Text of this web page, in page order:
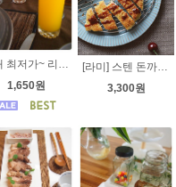
국내 최저가~ 리비 놉힐 물방울 쥬스잔 23186 클래식 뽈록이 호텔유리컵 호텔쥬스잔 23106 23286 23256 23496 - 노브힐 콜라잔, 하이볼 쥬스잔, 일자유리컵
1,650원
[라미] 스텐 돈까스봉 돈까스튀김망 돈까스받침 튀김받침
3,300원